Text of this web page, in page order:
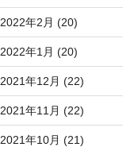
2022年2月 (20)
2022年1月 (20)
2021年12月 (22)
2021年11月 (22)
2021年10月 (21)